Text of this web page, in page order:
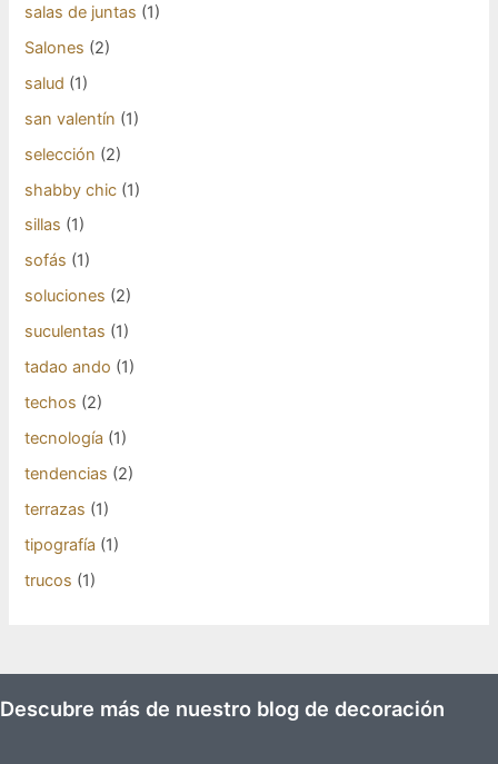
salas de juntas (1)
Salones (2)
salud (1)
san valentín (1)
selección (2)
shabby chic (1)
sillas (1)
sofás (1)
soluciones (2)
suculentas (1)
tadao ando (1)
techos (2)
tecnología (1)
tendencias (2)
terrazas (1)
tipografía (1)
trucos (1)
Descubre más de nuestro blog de decoración